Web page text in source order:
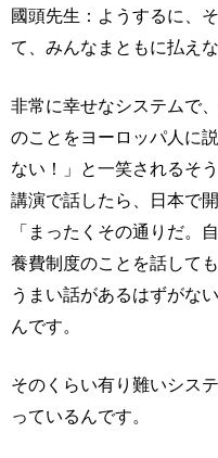
國頭先生：ようするに、
て、みんなまともに払え
非常に幸せなシステムで
のことをヨーロッパ人に
ない！」と一笑されるそ
講演で話したら、日本で
「まったくその通りだ。
養費制度のことを話して
うまい話があるはずがな
んです。
そのくらい有り難いシス
っているんです。